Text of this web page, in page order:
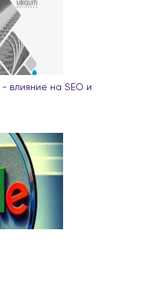
влияние на SEO и